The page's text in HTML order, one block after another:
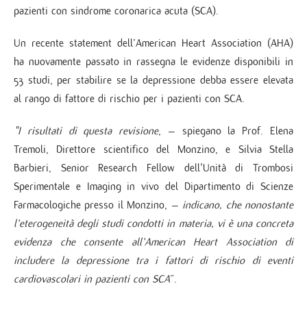
pazienti con sindrome coronarica acuta (SCA).
Un recente statement dell’American Heart Association (AHA)
ha nuovamente passato in rassegna le evidenze disponibili in
53 studi, per stabilire se la depressione debba essere elevata
al rango di fattore di rischio per i pazienti con SCA.
"I risultati di questa revisione, – spiegano la Prof. Elena
Tremoli, Direttore scientifico del Monzino, e Silvia Stella
Barbieri, Senior Research Fellow dell'Unità di Trombosi
Sperimentale e Imaging in vivo del Dipartimento di Scienze
Farmacologiche presso il Monzino, – indicano, che nonostante
l’eterogeneità degli studi condotti in materia, vi è una concreta
evidenza che consente all’American Heart Association di
includere la depressione tra i fattori di rischio di eventi
cardiovascolari in pazienti con SCA”.